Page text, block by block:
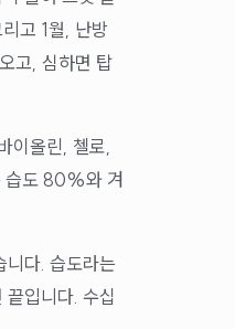
고 1월, 난방
고, 심하면 탑
이올린, 첼로,
습도 80%와 겨
니다. 습도라는
입니다. 수십